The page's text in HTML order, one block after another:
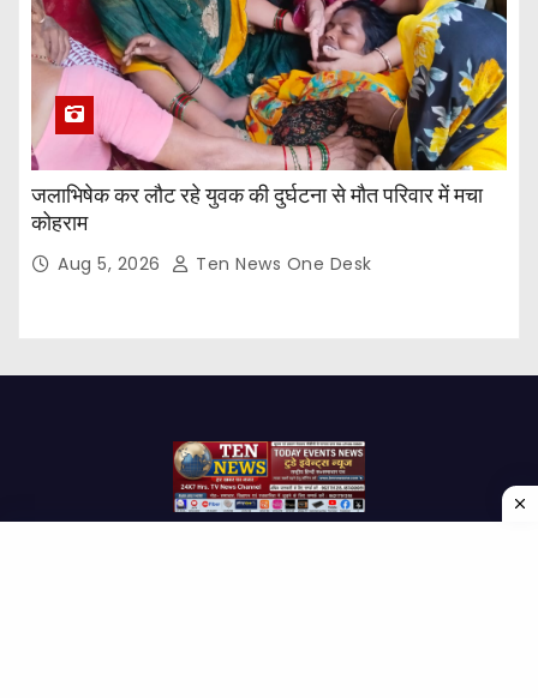
जलाभिषेक कर लौट रहे युवक की दुर्घटना से मौत परिवार में मचा
कोहराम
Aug 5, 2026 Ten News One Desk